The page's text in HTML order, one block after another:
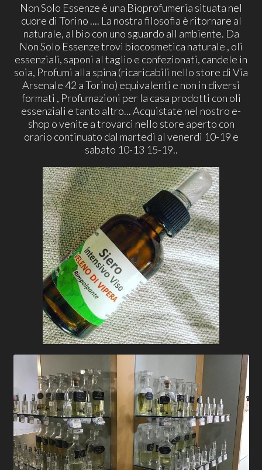
Non Solo Essenze è una Bioprofumeria situata nel
cuore di Torino .... La nostra filosofia è ritornare al
naturale, al bio con uno sguardo all ambiente. Da
Non Solo Essenze trovi biocosmetica naturale , oli
essenziali, saponi al taglio e confezionati, candele in
soia, Profumi alla spina (ricaricabili nello store di Via
Arsenale 42 a Torino) equivalenti e non in diversi
formati , Profumazioni per la casa prodotti con oli
essenziali e tanto altro... Acquistate nel nostro e-
shop o venite a trovarci nello store aperto con
orario continuato dal martedì al venerdì 10-19 e
sabato 10-13 15-19..